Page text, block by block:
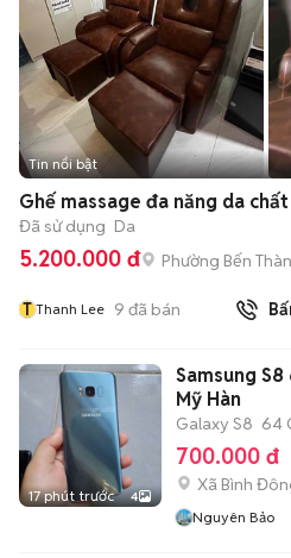
Tin nổi bật
Ghế massage đa năng da chất
Đã sử dụng Da
5.200.000 đ Phường Bến
T Thanh Lee 9 đã bán
17 phút trước 4
Samsung
Mỹ Hàn
Galaxy S8 64
700.000 đ
Xã Bình
Nguyên Bảo